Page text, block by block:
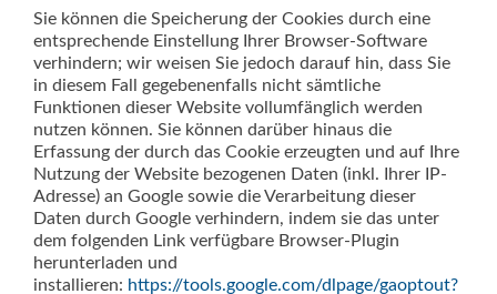
Sie können die Speicherung der Cookies durch eine
entsprechende Einstellung Ihrer Browser-Software
verhindern; wir weisen Sie jedoch darauf hin, dass Sie
in diesem Fall gegebenenfalls nicht sämtliche
Funktionen dieser Website vollumfänglich werden
nutzen können. Sie können darüber hinaus die
Erfassung der durch das Cookie erzeugten und auf Ihre
Nutzung der Website bezogenen Daten (inkl. Ihrer IP-
Adresse) an Google sowie die Verarbeitung dieser
Daten durch Google verhindern, indem sie das unter
dem folgenden Link verfügbare Browser-Plugin
herunterladen und
installieren: https://tools.google.com/dlpage/gaoptout?